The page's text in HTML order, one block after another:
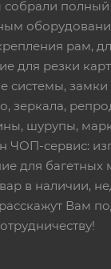
рам,
для резки
замки
зеркала,
шурупы,
ЧОП-сервис:
для
в наличии,
Вам